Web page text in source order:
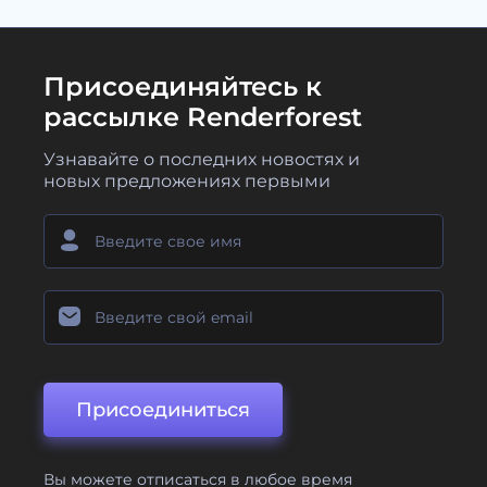
Присоединяйтесь к
рассылке Renderforest
Узнавайте о последних новостях и
новых предложениях первыми
Присоединиться
Вы можете отписаться в любое время